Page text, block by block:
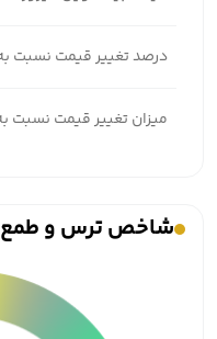
درصد تغییر قیمت نسبت
میزان تغییر قیمت نسبت
شاخص ترس و طمع